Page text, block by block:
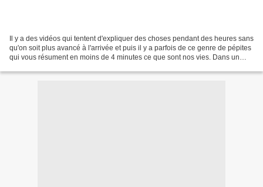
Il y a des vidéos qui tentent d'expliquer des choses pendant des heures sans
qu'on soit plus avancé à l'arrivée et puis il y a parfois de ce genre de pépites
qui vous résument en moins de 4 minutes ce que sont nos vies. Dans un